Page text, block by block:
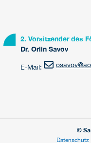
2. Vorsitzender des
Dr. Orlin Savov
E-Mail: osavov@
©
Datenschutz